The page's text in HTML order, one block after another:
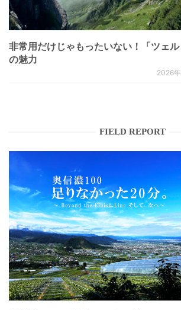
非常用だけじゃもったいない！「ツェル
の魅力
2026
FIELD REPORT